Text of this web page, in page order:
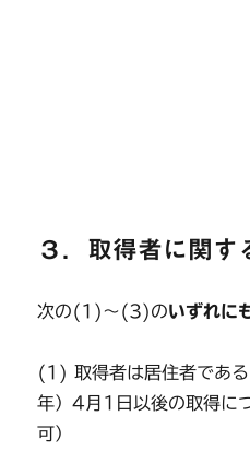
３．取得者に関す
次の(1)～(3)のいずれに
(1) 取得者は居住者であ
年）4月1日以後の取得に
可）